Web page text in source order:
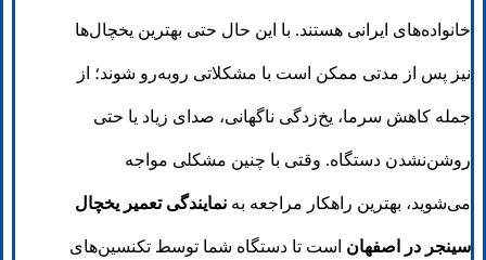
خانواده‌های ایرانی هستند. با این حال حتی بهترین یخچال‌ها
نیز پس از مدتی ممکن است با مشکلاتی روبه‌رو شوند؛ از
جمله کاهش سرما، یخ‌زدگی ناگهانی، صدای زیاد یا حتی
روشن‌نشدن دستگاه. وقتی با چنین مشکلی مواجه
می‌شوید، بهترین راهکار مراجعه به نمایندگی تعمیر یخچال
سینجر در اصفهان است تا دستگاه شما توسط تکنسین‌های